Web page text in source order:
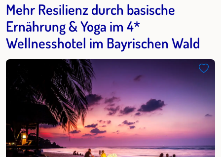
Mehr Resilienz durch basische
Ernährung & Yoga im 4*
Wellnesshotel im Bayrischen Wald